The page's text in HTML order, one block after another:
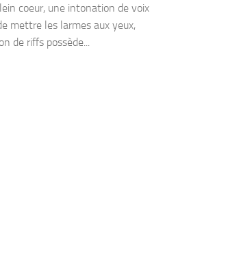
coeur, une intonation de voix
mettre les larmes aux yeux,
de riffs possède...